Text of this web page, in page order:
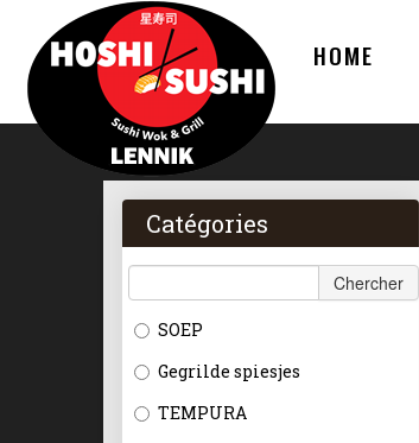
HOME
Catégories
Chercher
SOEP
Gegrilde spiesjes
TEMPURA